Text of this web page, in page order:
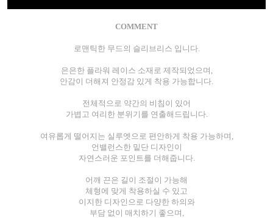
COMMENT
로맨틱한 무드의 슬리브리스 입니다.
은은한 플라워 레이스 소재로 제작되었으며,
안감이 더해져 안정감 있게 착용 가능합니다.
전체적으로 약간의 비침이 있어
가볍고 여리한 분위기를 연출해드립니다.
여유롭게 떨어지는 실루엣으로 편안하게 착용 가능하며,
언밸런스한 밑단 디자인이
자연스러운 포인트를 더해줍니다.
어깨 끈은 길이 조절이 가능해
체형에 맞게 착용하실 수 있고
이지한 디자인으로 다양한 하의와
부담 없이 매치하기 좋으며,